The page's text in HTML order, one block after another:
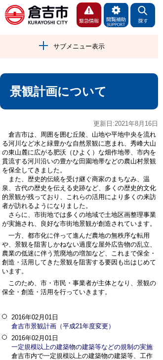
サブメニュー表示
景観計画について
更新日:2021年8月16日
倉吉市は、周囲を囲む丘陵、山地や平地中央を流れ
る河川など水と緑豊かな自然景観に恵まれ、秀峰大山
の東山麓に広がる肥沃（ひよく）な畑作地帯、市内を
貫流する河川沿いの豊かな田園地帯などの農山村景観
を保全してきました。
また、歴史的伝統を受け継ぐ商家のまちなみ、温
泉、古代の歴史を伝える史跡など、多くの歴史的文化
的景観が残っており、これらの活用により多くの来訪
者が訪れるようになりました。
さらに、市街地では多くの地域で土地区画整理事業
が実施され、良好な市街地景観が創造されています。
一方、都市化に伴って進んだ農地の無秩序な転用
や、景観を阻害しかねない過度な屋外広告物の乱立、
農業の低迷に伴う荒廃地の増加など、これまで保全・
創造・活用してきた景観を阻害する要因も出はじめて
います。
このため、市・市民・事業者が主体となり、景観の
保全・創造・活用を行っていきます。
2016年02月01日
倉吉市景観計画（平成21年度変更）
2016年02月01日
一定規模以上の建築物の建築等などの規制の実施
倉吉市内で一定規模以上の建築物の建築等、工作